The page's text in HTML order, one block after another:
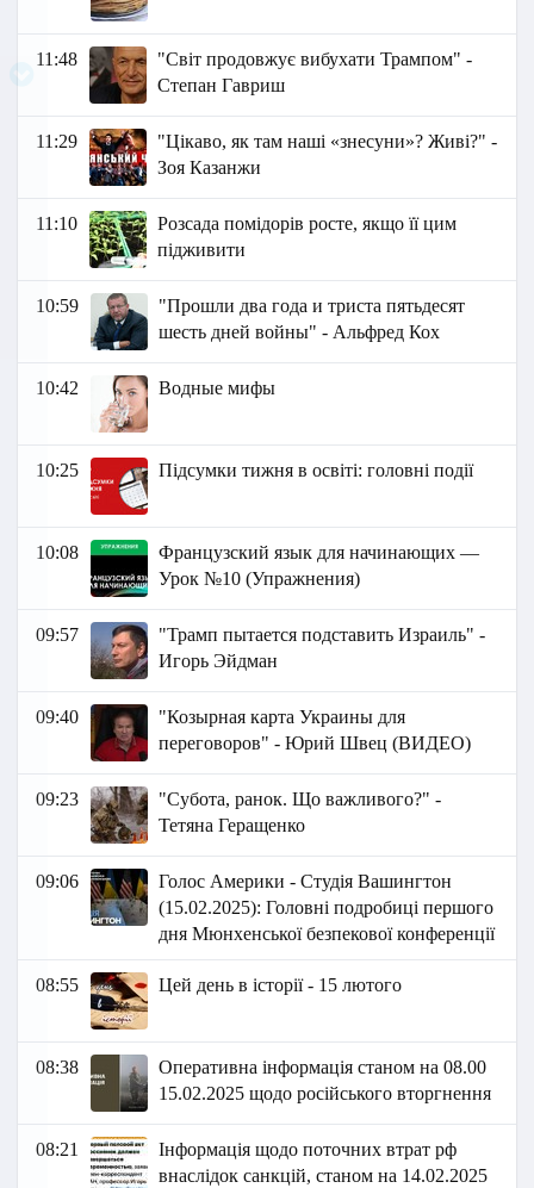
11:48
"Світ продовжує вибухати Трампом" -
Степан Гавриш
11:29
"Цікаво, як там наші «знесуни»? Живі?" -
Зоя Казанжи
11:10
Розсада помідорів росте, якщо її цим
підживити
10:59
"Прошли два года и триста пятьдесят
шесть дней войны" - Альфред Кох
10:42 Водные мифы
10:25 Підсумки тижня в освіті: головні події
10:08
Французский язык для начинающих —
Урок №10 (Упражнения)
09:57
"Трамп пытается подставить Израиль" -
Игорь Эйдман
09:40
"Козырная карта Украины для
переговоров" - Юрий Швец (ВИДЕО)
09:23
"Субота, ранок. Що важливого?" -
Тетяна Геращенко
09:06
Голос Америки - Студія Вашингтон
(15.02.2025): Головні подробиці першого
дня Мюнхенської безпекової конференції
08:55 Цей день в історії - 15 лютого
08:38
Оперативна інформація станом на 08.00
15.02.2025 щодо російського вторгнення
08:21
Інформація щодо поточних втрат рф
внаслідок санкцій, станом на 14.02.2025